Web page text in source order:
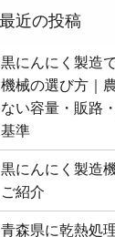
黒にんにく製造
機械の選び方｜
ない容量・販路
基準
黒にんにく製造
ご紹介
青森県に乾熱処